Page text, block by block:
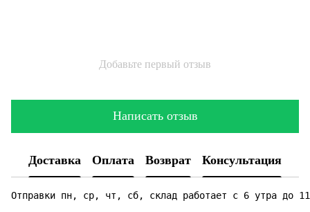
Добавьте первый отзыв
Написать отзыв
Доставка Оплата Возврат Консультация
Отправки пн, ср, чт, сб, склад работает с 6 утра до